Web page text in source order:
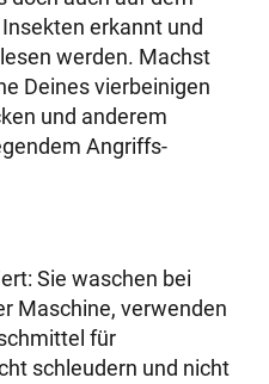
erkannt und
werden. Machst
Deines vierbeinigen
und anderem
Angriffs-
Sie waschen bei
Maschine, verwenden
für
schleudern und nicht